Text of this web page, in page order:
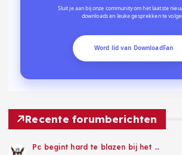
Sluit je aan bij onze community om het laatste
downloads en leuke gesprekken te
Word lid van DownloadFan
Recente forumberichten
Pc begint hard te blazen bij het …